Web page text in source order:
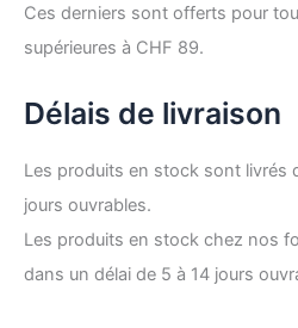
Ces derniers sont offerts pour
supérieures à CHF 89.
Délais de livraison
Les produits en stock sont livrés
jours ouvrables.
Les produits en stock chez nos
dans un délai de 5 à 14 jours